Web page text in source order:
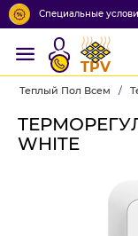
Специальные
TPV
Теплый Пол Всем /
WHITE